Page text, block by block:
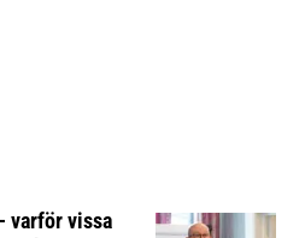
varför vissa